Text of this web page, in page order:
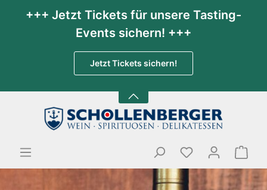
+++ Jetzt Tickets für unsere Tasting-
Events sichern! +++
Jetzt Tickets sichern!